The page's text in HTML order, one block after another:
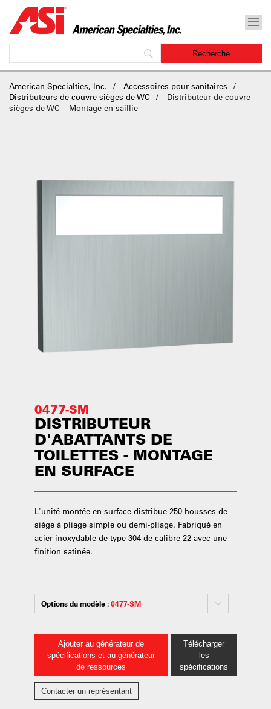
American Specialties, Inc.
Accessoires pour sanitaires
Distributeurs de couvre-sièges de WC
Distributeur de couvre-
sièges de WC – Montage en saillie
0477-SM
DISTRIBUTEUR
D'ABATTANTS DE
TOILETTES - MONTAGE
EN SURFACE
L'unité montée en surface distribue 250 housses de
siège à pliage simple ou demi-pliage. Fabriqué en
acier inoxydable de type 304 de calibre 22 avec une
finition satinée.
Options du modèle :0477-SM
Ajouter au générateur de
spécifications et au générateur
de ressources
Télécharger
les
spécifications
Contacter un représentant